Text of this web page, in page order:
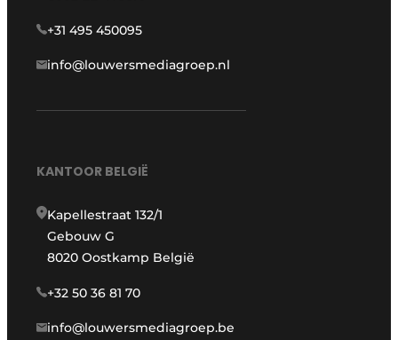
+31 495 450095
info@louwersmediagroep.nl
KANTOOR BELGIË
Kapellestraat 132/1
Gebouw G
8020 Oostkamp België
+32 50 36 81 70
info@louwersmediagroep.be